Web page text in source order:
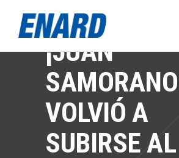
¡JUAN
SAMORANO
VOLVIÓ A
SUBIRSE AL